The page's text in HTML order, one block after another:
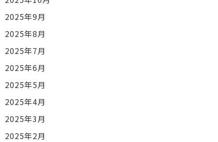
2025年9月
2025年8月
2025年7月
2025年6月
2025年5月
2025年4月
2025年3月
2025年2月